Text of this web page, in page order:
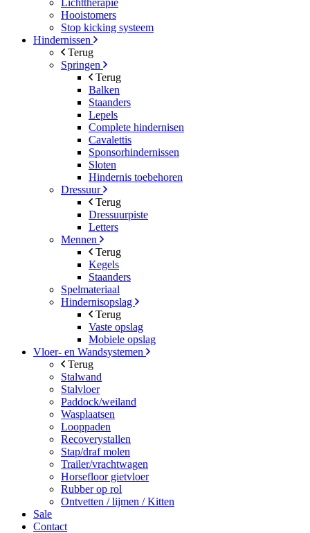
Lichttherapie
Hooistomers
Stop kicking systeem
Hindernissen
Terug
Springen
Terug
Balken
Staanders
Lepels
Complete hindernisen
Cavalettis
Sponsorhindernissen
Sloten
Hindernis toebehoren
Dressuur
Terug
Dressuurpiste
Letters
Mennen
Terug
Kegels
Staanders
Spelmateriaal
Hindernisopslag
Terug
Vaste opslag
Mobiele opslag
Vloer- en Wandsystemen
Terug
Stalwand
Stalvloer
Paddock/weiland
Wasplaatsen
Looppaden
Recoverystallen
Stap/draf molen
Trailer/vrachtwagen
Horsefloor gietvloer
Rubber op rol
Ontvetten / lijmen / Kitten
Sale
Contact